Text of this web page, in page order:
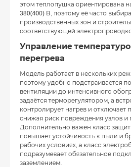
этом теплопушка ориентирована
380(400) В, поэтому её часто
производственных зон и
соответствующей
Управление
перегрева
Модель работает в нескольких
поэтому удобно подстраивается
вентиляции до интенсивного
задаётся терморегулятором, а
контролирует нагрев и отключает
снижая риск повреждения узлов и
Дополнительно важен класс
повышает устойчивость к пыли и
рабочих условиях, а класс
подразумевает обязательное
заземлением.